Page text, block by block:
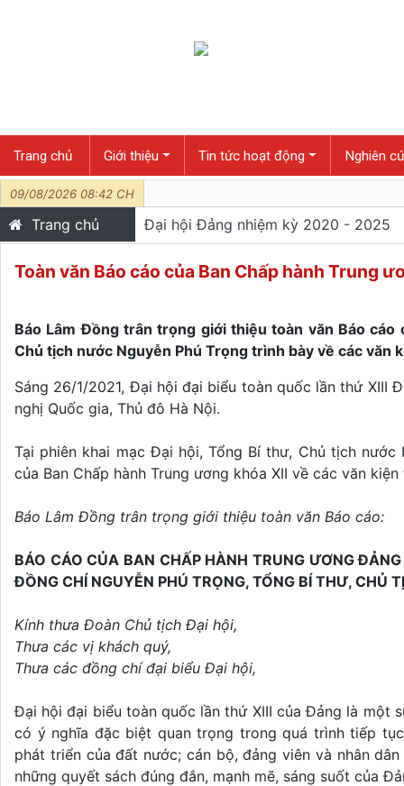
09/08/2026 08:42 CH
Trang chủ Giới thiệu Tin tức hoạt động Nghiên
Trang chủ Đại hội Đảng nhiệm kỳ 2020 - 2025
Toàn văn Báo cáo của Ban Chấp hành Trung
Báo Lâm Đồng trân trọng giới thiệu toàn văn Báo
Chủ tịch nước Nguyễn Phú Trọng trình bày về các văn
Sáng 26/1/2021, Đại hội đại biểu toàn quốc lần thứ XIII
nghị Quốc gia, Thủ đô Hà Nội.
Tại phiên khai mạc Đại hội, Tổng Bí thư, Chủ tịch
của Ban Chấp hành Trung ương khóa XII về các văn
Báo Lâm Đồng trân trọng giới thiệu toàn văn Báo cáo:
BÁO CÁO CỦA BAN CHẤP HÀNH TRUNG ƯƠNG
ĐỒNG CHÍ NGUYỄN PHÚ TRỌNG, TỔNG BÍ THƯ, CHỦ
Kính thưa Đoàn Chủ tịch Đại hội,
Thưa các vị khách quý,
Thưa các đồng chí đại biểu Đại hội,
Đại hội đại biểu toàn quốc lần thứ XIII của Đảng là
có ý nghĩa đặc biệt quan trọng trong quá trình tiếp
phát triển của đất nước; cán bộ, đảng viên và nhân
những quyết sách đúng đắn, mạnh mẽ, sáng suốt của